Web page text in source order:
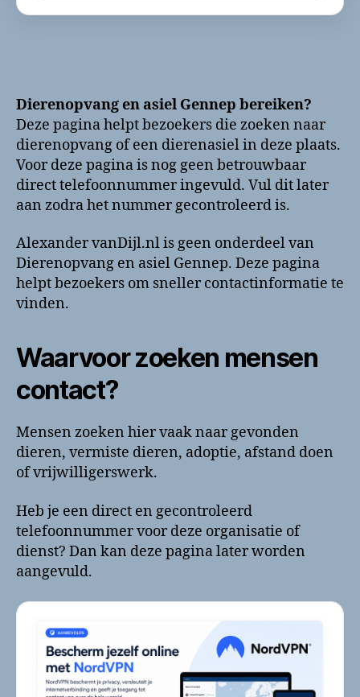
Dierenopvang en asiel Gennep bereiken?
Deze pagina helpt bezoekers die zoeken naar
dierenopvang of een dierenasiel in deze plaats.
Voor deze pagina is nog geen betrouwbaar
direct telefoonnummer ingevuld. Vul dit later
aan zodra het nummer gecontroleerd is.
Alexander vanDijl.nl is geen onderdeel van
Dierenopvang en asiel Gennep. Deze pagina
helpt bezoekers om sneller contactinformatie te
vinden.
Waarvoor zoeken mensen
contact?
Mensen zoeken hier vaak naar gevonden
dieren, vermiste dieren, adoptie, afstand doen
of vrijwilligerswerk.
Heb je een direct en gecontroleerd
telefoonnummer voor deze organisatie of
dienst? Dan kan deze pagina later worden
aangevuld.